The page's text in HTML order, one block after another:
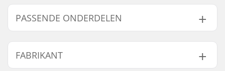
PASSENDE ONDERDELEN
Vind producten die samen gaan met SkatePro Skate
Tool:
FABRIKANT